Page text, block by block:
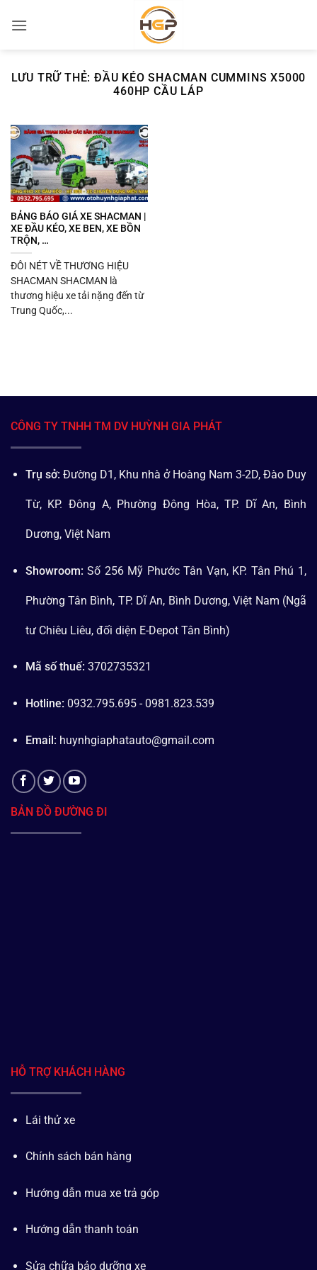
qua
LƯU TRỮ THẺ:ĐẦU KÉO SHACMAN CUMMINS X5000
460HP CẦU LÁP
BẢNG BÁO GIÁ XE SHACMAN |
XE ĐẦU KÉO, XE BEN, XE BỒN
TRỘN, …
ĐÔI NÉT VỀ THƯƠNG HIỆU
SHACMAN SHACMAN là
thương hiệu xe tải nặng đến từ
Trung Quốc,...
CÔNG TY TNHH TM DV HUỲNH GIA PHÁT
Trụ sở: Đường D1, Khu nhà ở Hoàng Nam 3-2D, Đào Duy
Từ, KP. Đông A, Phường Đông Hòa, TP. Dĩ An, Bình
Dương, Việt Nam
Showroom: Số 256 Mỹ Phước Tân Vạn, KP. Tân Phú 1,
Phường Tân Bình, TP. Dĩ An, Bình Dương, Việt Nam (Ngã
tư Chiêu Liêu, đối diện E-Depot Tân Bình)
Mã số thuế: 3702735321
Hotline: 0932.795.695 - 0981.823.539
Email: huynhgiaphatauto@gmail.com
BẢN ĐỒ ĐƯỜNG ĐI
HỖ TRỢ KHÁCH HÀNG
Lái thử xe
Chính sách bán hàng
Hướng dẫn mua xe trả góp
Hướng dẫn thanh toán
Sửa chữa bảo dưỡng xe